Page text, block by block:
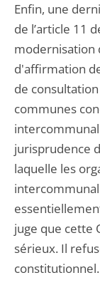
Enfin, une
de l’article 11
modernisation
d'affirmation
de
communes
jurisprudence
laquelle les
juge que cette
sérieux. Il
constitutionnel.